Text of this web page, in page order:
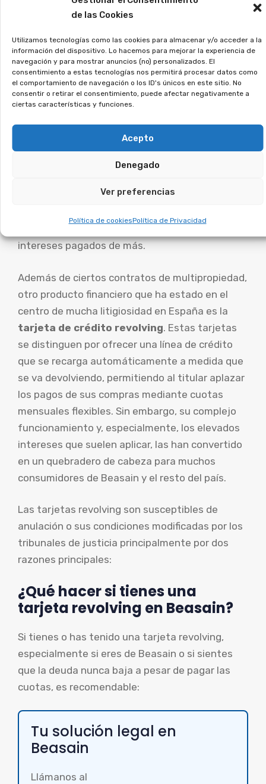
de las Cookies
Utilizamos tecnologías como las cookies para almacenar y/o acceder a la
información del dispositivo. Lo hacemos para mejorar la experiencia de
navegación y para mostrar anuncios (no) personalizados. El
consentimiento a estas tecnologías nos permitirá procesar datos como
el comportamiento de navegación o los ID's únicos en este sitio. No
consentir o retirar el consentimiento, puede afectar negativamente a
ciertas características y funciones.
Acepto
Denegado
Ver preferencias
Política de cookiesPolítica de Privacidad
sin compromiso, y lo estudiaremos en detalle.
¿Te suena el término
tarjeta revolving? Puedes
recuperar los intereses
abusivos.
Las tarjetas con pago aplazado generan
intereses desproporcionados y te mantienen
sin saber las condiciones reales, lo que ha
intereses pagados de más.
Además de ciertos contratos de multipropiedad,
otro producto financiero que ha estado en el
centro de mucha litigiosidad en España es la
tarjeta de crédito revolving. Estas tarjetas
se distinguen por ofrecer una línea de crédito
que se recarga automáticamente a medida que
se va devolviendo, permitiendo al titular aplazar
los pagos de sus compras mediante cuotas
mensuales flexibles. Sin embargo, su complejo
funcionamiento y, especialmente, los elevados
intereses que suelen aplicar, las han convertido
en un quebradero de cabeza para muchos
consumidores de Beasain y el resto del país.
Las tarjetas revolving son susceptibles de
anulación o sus condiciones modificadas por los
tribunales de justicia principalmente por dos
razones principales:
¿Qué hacer si tienes una
tarjeta revolving en Beasain?
Si tienes o has tenido una tarjeta revolving,
especialmente si eres de Beasain o si sientes
que la deuda nunca baja a pesar de pagar las
cuotas, es recomendable:
Tu solución legal en
Beasain
Llámanos al